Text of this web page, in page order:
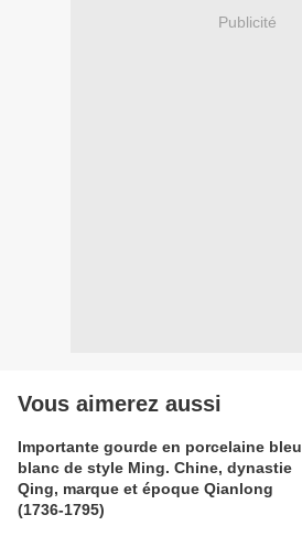
Publicité
Vous aimerez aussi
Importante gourde en porcelaine bleu
blanc de style Ming. Chine, dynastie
Qing, marque et époque Qianlong
(1736-1795)